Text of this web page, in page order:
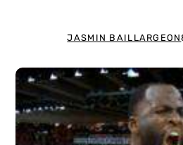
JASMIN BAILLARGEON